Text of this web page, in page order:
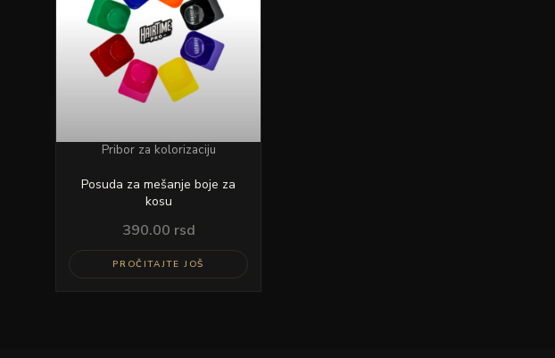
Pribor za kolorizaciju
Posuda za mešanje boje za
kosu
390.00 rsd
PROČITAJTE JOŠ